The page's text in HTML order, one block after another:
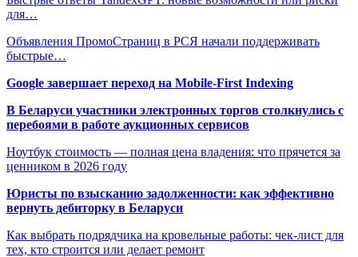
для…
Объявления ПромоСтраниц в РСЯ начали поддерживать
быстрые…
Google завершает переход на Mobile-First Indexing
В Беларуси участники электронных торгов столкнулись с
перебоями в работе аукционных сервисов
Ноутбук стоимость — полная цена владения: что прячется за
ценником в 2026 году
Юристы по взысканию задолженности: как эффективно
вернуть дебиторку в Беларуси
Как выбрать подрядчика на кровельные работы: чек-лист для
тех, кто строится или делает ремонт